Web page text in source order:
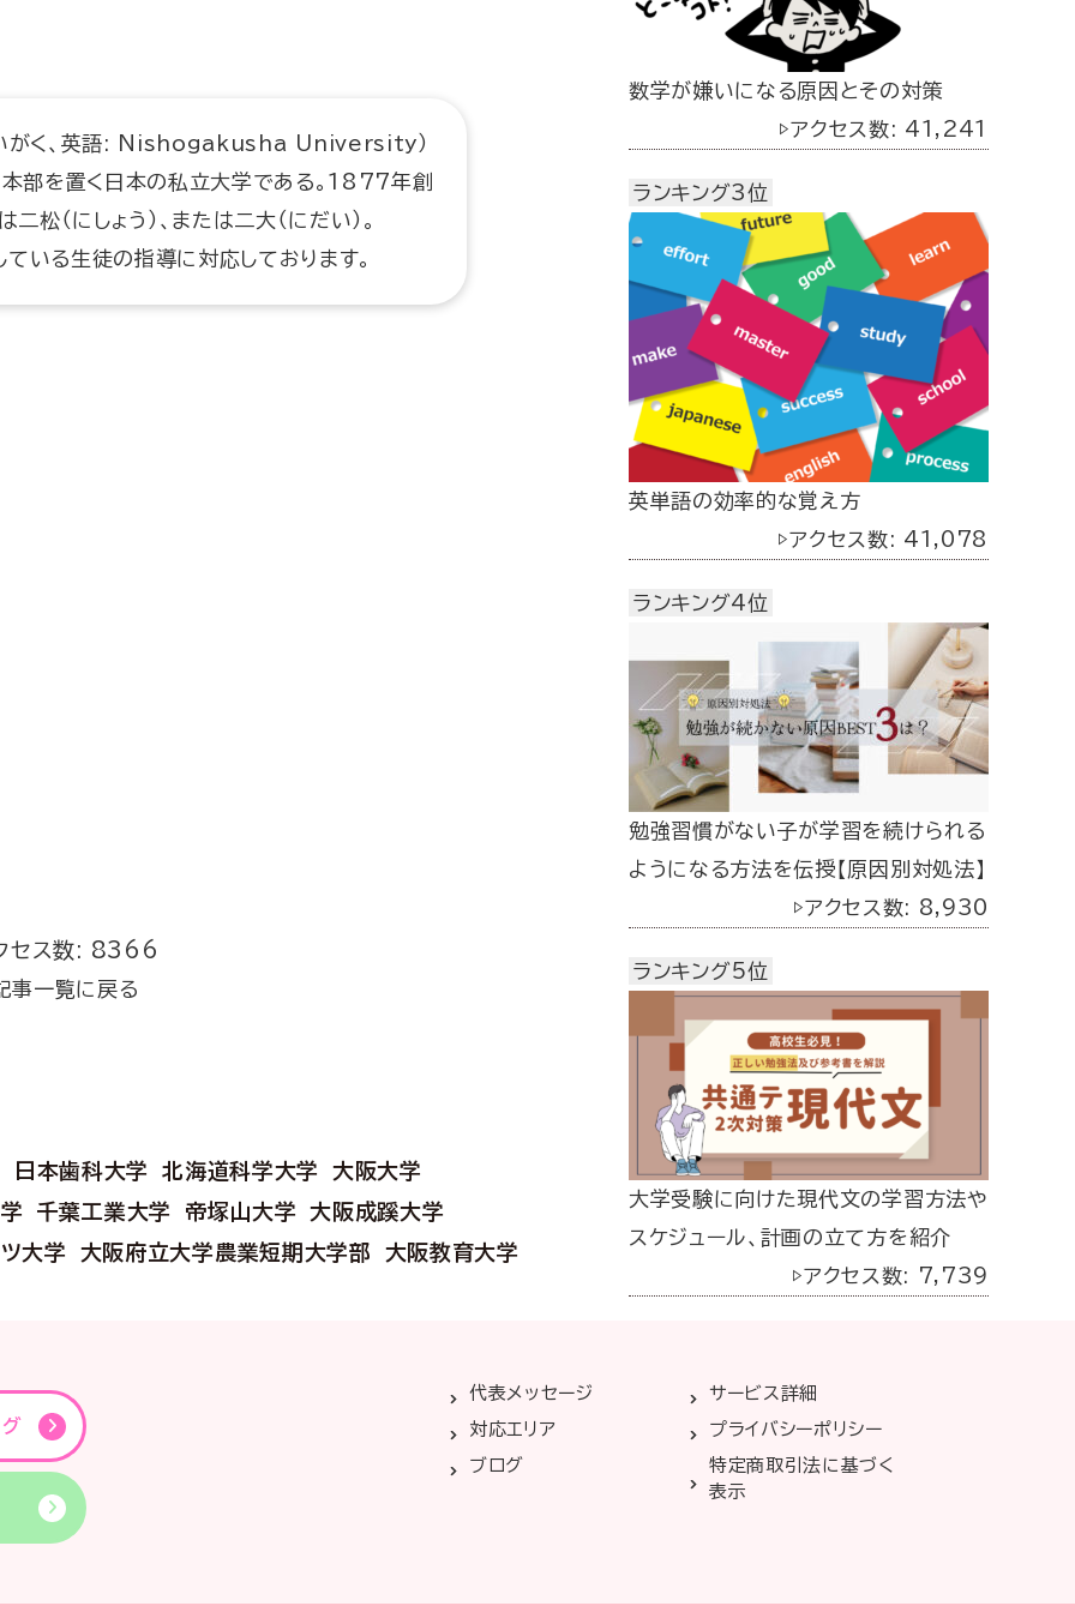
いがく、英語: Nishogakusha University）
部を置く日本の私立大学である。1877年創
（にしょう）、または二大（にだい）。
いる生徒の指導に対応しております。
セス数: 8366
事一覧に戻る
日本歯科大学 北海道科学大学
大阪大学
千葉工業大学 帝塚山大学
大阪成蹊大学
大学
大阪府立大学農業短期大学部 大阪教育大学
数学が嫌いになる原因とその対策
▷アクセス数: 41,241
ランキング3位
英単語の効率的な覚え方
▷アクセス数: 41,078
ランキング4位
勉強習慣がない子が学習を続けられる
ようになる方法を伝授【原因別対処法】
▷アクセス数: 8,930
ランキング5位
大学受験に向けた現代文の学習方法や
スケジュール、計画の立て方を紹介
▷アクセス数: 7,739
代表メッセージ
サービス詳細
対応エリア
プライバシーポリシー
ブログ
特定商取引法に基づく
表示